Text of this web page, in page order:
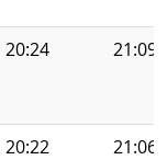
20:24 21:09
20:22 21:06